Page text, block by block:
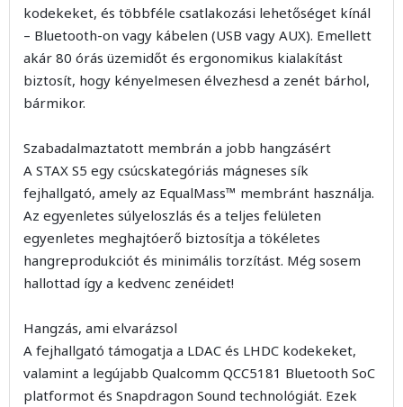
kodekeket, és többféle csatlakozási lehetőséget kínál
– Bluetooth-on vagy kábelen (USB vagy AUX). Emellett
akár 80 órás üzemidőt és ergonomikus kialakítást
biztosít, hogy kényelmesen élvezhesd a zenét bárhol,
bármikor.
Szabadalmaztatott membrán a jobb hangzásért
A STAX S5 egy csúcskategóriás mágneses sík
fejhallgató, amely az EqualMass™ membránt használja.
Az egyenletes súlyeloszlás és a teljes felületen
egyenletes meghajtóerő biztosítja a tökéletes
hangreprodukciót és minimális torzítást. Még sosem
hallottad így a kedvenc zenéidet!
Hangzás, ami elvarázsol
A fejhallgató támogatja a LDAC és LHDC kodekeket,
valamint a legújabb Qualcomm QCC5181 Bluetooth SoC
platformot és Snapdragon Sound technológiát. Ezek